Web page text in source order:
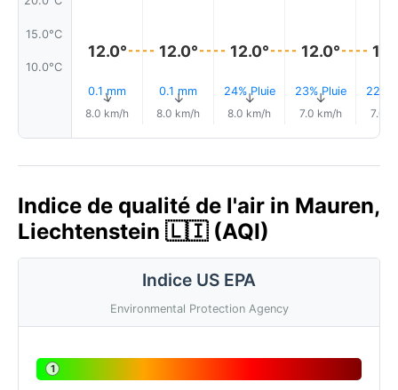
15.0°C
10.0°C
12.0°
0.1 mm
↑
8.0 km/h
12.0°
0.1 mm
↑
8.0 km/h
12.0°
24% Pluie
↑
8.0 km/h
12.0°
23% Pluie
↑
7.0 km/h
22%
7.0
Indice de qualité de l'air in Mauren,
Liechtenstein 🇱🇮 (AQI)
Indice US EPA
Environmental Protection Agency
1